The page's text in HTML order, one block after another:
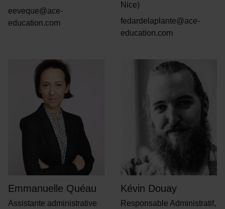
eeveque@ace-
education.com
Nice)
fedardelaplante@ace-
education.com
Emmanuelle Quéau
Assistante administrative
Kévin Douay
Responsable Administratif,